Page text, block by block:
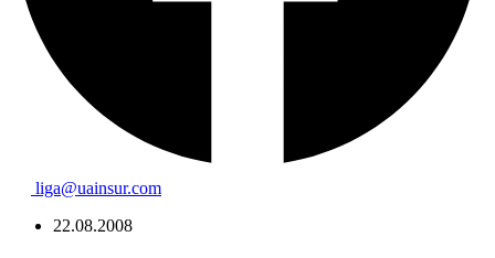
liga@uainsur.com
22.08.2008